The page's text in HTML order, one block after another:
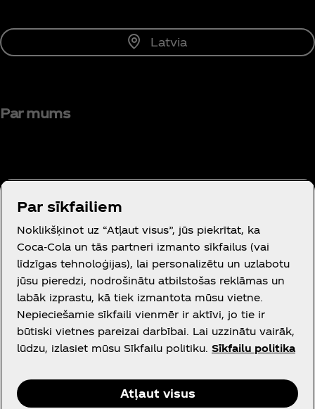
Latvia
Par mums
Vajadzīga palīdzība?
Juridiskā informācija
Facebook
Par sīkfailiem
Noklikšķinot uz “Atļaut visus”, jūs piekrītat, ka
Coca‑Cola un tās partneri izmanto sīkfailus (vai
līdzīgas tehnoloģijas), lai personalizētu un uzlabotu
jūsu pieredzi, nodrošinātu atbilstošas reklāmas un
labāk izprastu, kā tiek izmantota mūsu vietne.
Nepieciešamie sīkfaili vienmēr ir aktīvi, jo tie ir
būtiski vietnes pareizai darbībai. Lai uzzinātu vairāk,
lūdzu, izlasiet mūsu Sīkfailu politiku. Sīkfailu politika
Atļaut visus